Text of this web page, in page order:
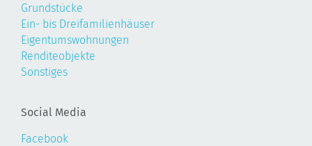
Grundstücke
Ein- bis Dreifamilienhäuser
Eigentumswohnungen
Renditeobjekte
Sonstiges
Social Media
Facebook